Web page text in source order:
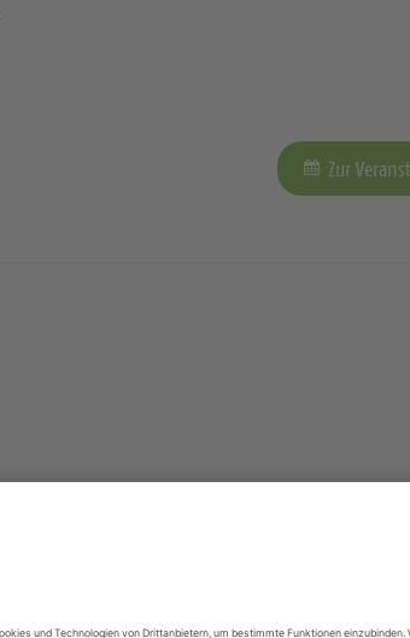
Zur